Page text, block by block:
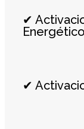
✔
Energético
✔